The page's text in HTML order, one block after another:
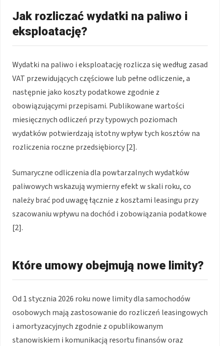
Jak rozliczać wydatki na paliwo i
eksploatację?
Wydatki na paliwo i eksploatację rozlicza się według zasad
VAT przewidujących częściowe lub pełne odliczenie, a
następnie jako koszty podatkowe zgodnie z
obowiązującymi przepisami. Publikowane wartości
miesięcznych odliczeń przy typowych poziomach
wydatków potwierdzają istotny wpływ tych kosztów na
rozliczenia roczne przedsiębiorcy [2].
Sumaryczne odliczenia dla powtarzalnych wydatków
paliwowych wskazują wymierny efekt w skali roku, co
należy brać pod uwagę łącznie z kosztami leasingu przy
szacowaniu wpływu na dochód i zobowiązania podatkowe
[2].
Które umowy obejmują nowe limity?
Od 1 stycznia 2026 roku nowe limity dla samochodów
osobowych mają zastosowanie do rozliczeń leasingowych
i amortyzacyjnych zgodnie z opublikowanym
stanowiskiem i komunikacją resortu finansów oraz